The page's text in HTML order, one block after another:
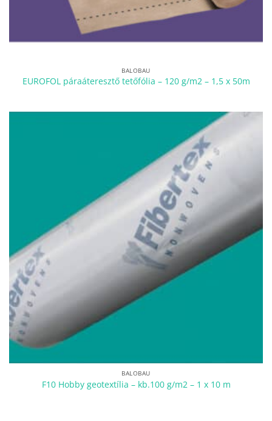
BALOBAU
EUROFOL páraáteresztő tetőfólia – 120 g/m2 – 1,5 x 50m
BALOBAU
F10 Hobby geotextília – kb.100 g/m2 – 1 x 10 m